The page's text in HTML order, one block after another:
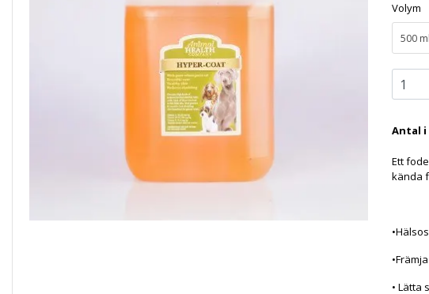
Volym
500 ml
Antal i
Ett
kända
• Lätta